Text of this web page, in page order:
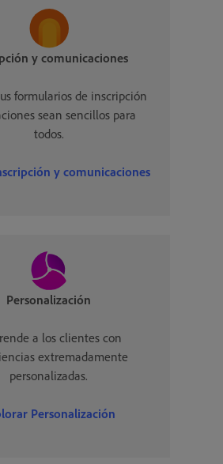
Personalización
a los clientes con
extremadamente
personalizadas.
Personalización
y comunicaciones
formularios de inscripción
sean sencillos para
todos.
y comunicaciones